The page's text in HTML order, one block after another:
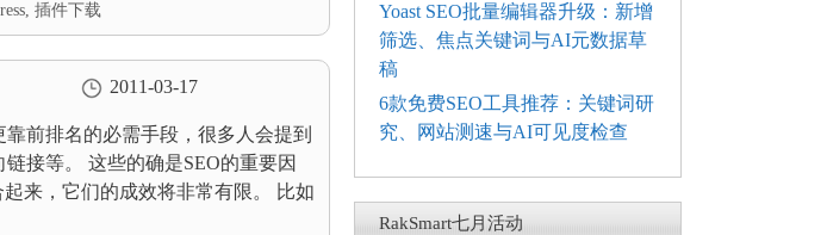
,插件下载
2011-03-17
前排名的必需手段，很多人会提到
接等。 这些的确是SEO的重要因
来，它们的成效将非常有限。 比如
Yoast SEO批量编辑器升级：新增
筛选、焦点关键词与AI元数据草
稿
6款免费SEO工具推荐：关键词研
究、网站测速与AI可见度检查
RakSmart七月活动